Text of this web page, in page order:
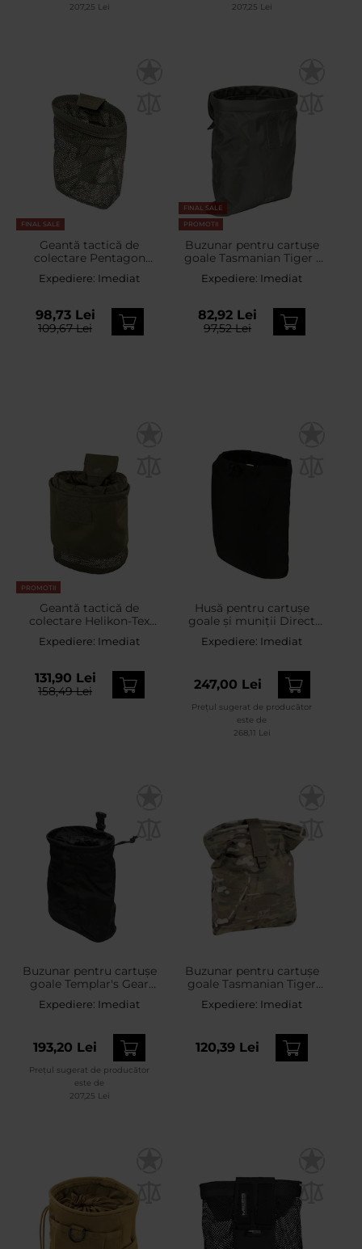
207,25 Lei 207,25 Lei
FINAL SALE
Geantă tactică de
colectare Pentagon
Amina Foldable Mesh
Dump Pouch - RAL 7013
Expediere: Imediat
98,73 Lei
109,67 Lei
FINAL SALE
PROMOTII
Buzunar pentru cartușe
goale Tasmanian Tiger -
Expediere: Imediat
82,92 Lei
97,52 Lei
PROMOTII
Geantă tactică de
colectare Helikon-Tex
Competition Dump
Pouch - Olive Green
Expediere: Imediat
131,90 Lei
158,49 Lei
Husă pentru cartușe
goale și muniții Direct
Action Dump Pouch -
Black
Expediere: Imediat
247,00 Lei
Prețul sugerat de producător
este de
268,11 Lei
Buzunar pentru cartușe
goale Templar's Gear
Dump Bag Capax - Black
Expediere: Imediat
193,20 Lei
Prețul sugerat de producător
este de
207,25 Lei
Buzunar pentru cartușe
goale Tasmanian Tiger
Dump Pouch - MultiCam
Expediere: Imediat
120,39 Lei